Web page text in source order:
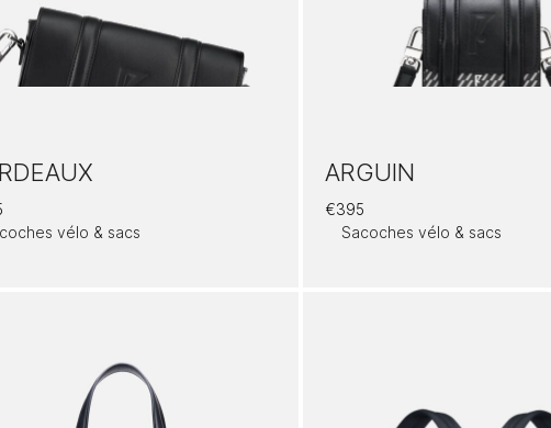
vélo & sacs
ARGUIN
€395
Sacoches vélo & sacs